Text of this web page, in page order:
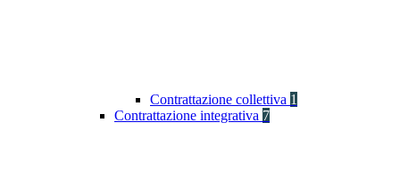
Contrattazione collettiva 1
Contrattazione integrativa 7